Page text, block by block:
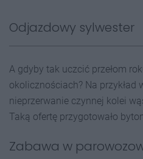
Odjazdowy sylwester
A gdyby tak uczcić przełom
okolicznościach? Na przykład
nieprzerwanie czynnej kolei
Taką ofertę przygotowało
Zabawa w